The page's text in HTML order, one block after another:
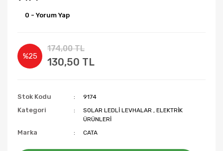
0 - Yorum Yap
%25
174,00 TL
130,50 TL
Stok Kodu 9174
Kategori SOLAR LEDLİ LEVHALAR ,ELEKTRİK
ÜRÜNLERİ
Marka CATA